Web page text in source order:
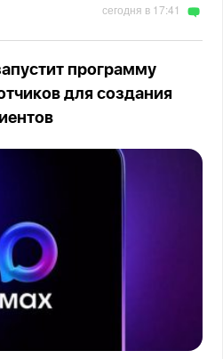
сегодня в 17:41
программу
для создания